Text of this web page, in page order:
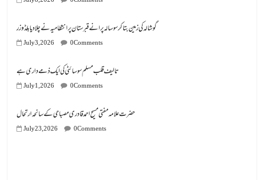
گوشالہ کی زمین بتا کر سوسالہ پرانے قبرستان پر انتظامیہ نے چلا دیا بلڈوزر
July 3, 2026 0 Comments
تالیف قلب مسلم سوسائٹی کی ایک ذمے داری ہے
July 1, 2026 0 Comments
July 23, 2026 0 Comments